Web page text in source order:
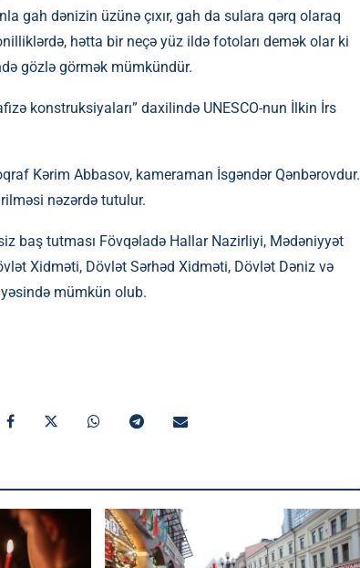
gah dənizin üzünə çıxır, gah da sulara qərq olaraq
hətta bir neçə yüz ildə fotoları demək olar ki
gözlə görmək mümkündür.
konstruksiyaları” daxilində UNESCO-nun İlkin İrs
Kərim Abbasov, kameraman İsgəndər Qənbərovdur.
nəzərdə tutulur.
baş tutması Fövqəladə Hallar Nazirliyi, Mədəniyyət
Xidməti, Dövlət Sərhəd Xidməti, Dövlət Dəniz və
mümkün olub.